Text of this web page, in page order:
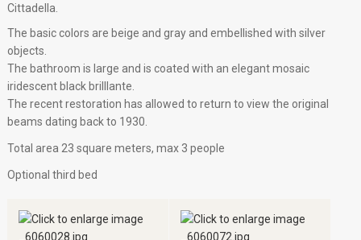
Cittadella.
The basic colors are beige and gray and embellished with silver
objects.
The bathroom is large and is coated with an elegant mosaic
iridescent black brilllante.
The recent restoration has allowed to return to view the original
beams dating back to 1930.
Total area 23 square meters, max 3 people
Optional third bed